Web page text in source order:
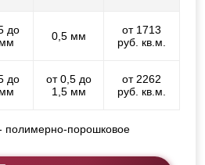
до
0,5 мм
от 1713
руб. кв.м.
до
от 0,5 до
1,5 мм
от 2262
руб. кв.м.
порошковое